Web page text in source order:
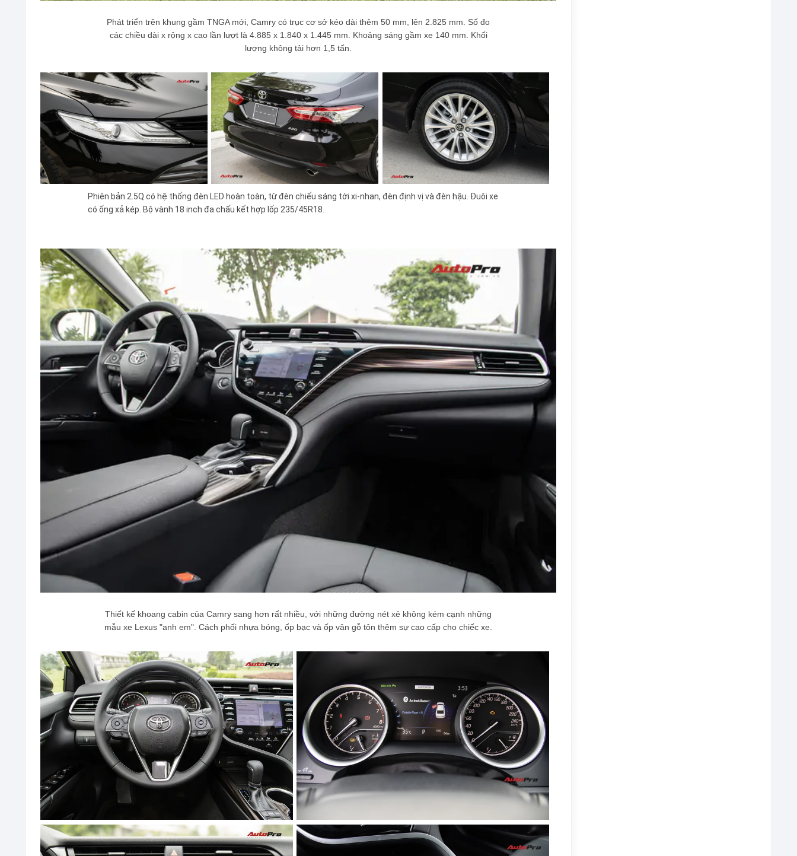
Phát triển trên khung gầm TNGA mới, Camry có trục cơ sở kéo dài thêm 50 mm, lên 2.825 mm. Số đo
các chiều dài x rộng x cao lần lượt là 4.885 x 1.840 x 1.445 mm. Khoảng sáng gầm xe 140 mm. Khối
lượng không tải hơn 1,5 tấn.
Phiên bản 2.5Q có hệ thống đèn LED hoàn toàn, từ đèn chiếu sáng tới xi-nhan, đèn định vị và đèn hậu. Đuôi xe
có ống xả kép. Bộ vành 18 inch đa chấu kết hợp lốp 235/45R18.
Thiết kế khoang cabin của Camry sang hơn rất nhiều, với những đường nét xẻ không kém cạnh những
mẫu xe Lexus "anh em". Cách phối nhựa bóng, ốp bạc và ốp vân gỗ tôn thêm sự cao cấp cho chiếc xe.